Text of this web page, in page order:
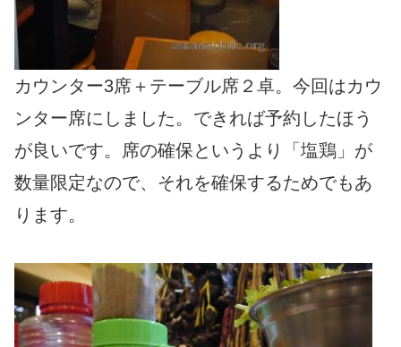
カウンター3席＋テーブル席２卓。今回はカウ
ンター席にしました。できれば予約したほう
が良いです。席の確保というより「塩鶏」が
数量限定なので、それを確保するためでもあ
ります。